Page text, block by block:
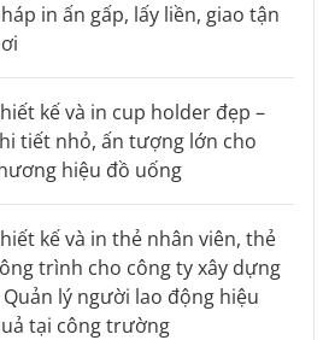
in ấn gấp, lấy liền, giao tận
kế và in cup holder đẹp –
tiết nhỏ, ấn tượng lớn cho
hiệu đồ uống
kế và in thẻ nhân viên, thẻ
trình cho công ty xây dựng
Quản lý người lao động hiệu
tại công trường